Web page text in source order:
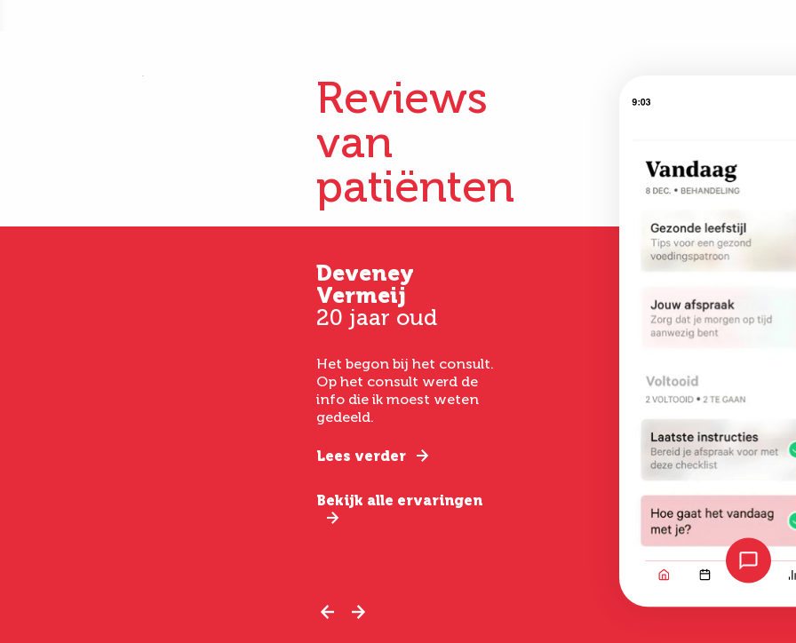
Reviews
van
patiënten
Deveney
Vermeij
20 jaar oud
Het begon bij het consult.
Op het consult werd de
info die ik moest weten
gedeeld.
Lees verder
Bekijk alle ervaringen
Hoever-Houkes
nazorg en een geweldig
Kim
33 jaar oud
Vanaf het eerste
het laten
een
verstand van
Lees verder
Bekijk alle